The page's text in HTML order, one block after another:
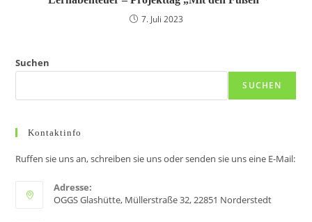
7. Juli 2023
Suchen
SUCHEN
Kontaktinfo
Ruffen sie uns an, schreiben sie uns oder senden sie uns eine E-Mail:
Adresse:
OGGS Glashütte, Müllerstraße 32, 22851 Norderstedt